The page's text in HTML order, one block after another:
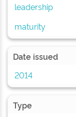
leadership
maturity
Date issued
2014
Type